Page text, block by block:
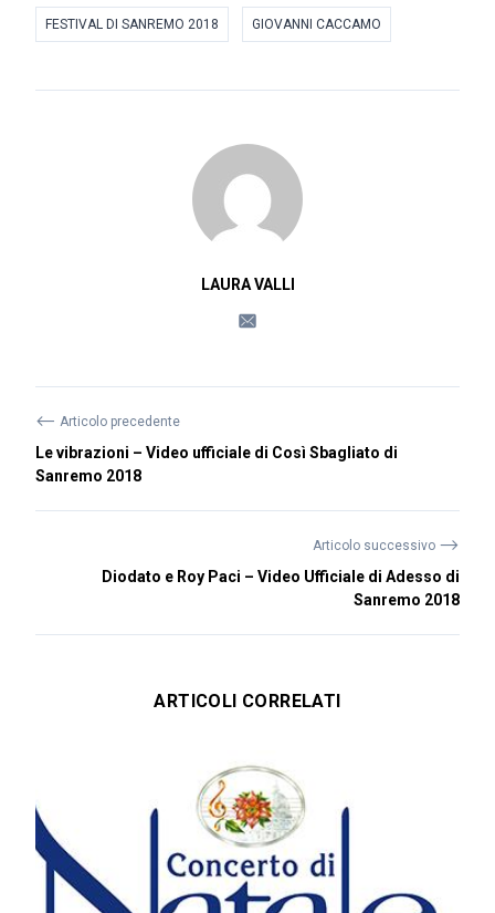
FESTIVAL DI SANREMO 2018 GIOVANNI CACCAMO
LAURA VALLI
⟵ Articolo precedente
Le vibrazioni – Video ufficiale di Così Sbagliato di
Sanremo 2018
Articolo successivo ⟶
Diodato e Roy Paci – Video Ufficiale di Adesso di
Sanremo 2018
ARTICOLI CORRELATI